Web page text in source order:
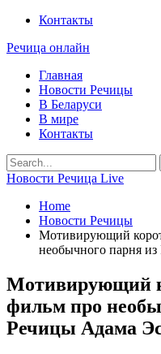
Контакты
Речица онлайн
Главная
Новости Речицы
В Беларуси
В мире
Контакты
Новости Речица Live
Home
Новости Речицы
Мотивирующий
необычного парня
Мотивирующий
фильм про
Речицы Адама